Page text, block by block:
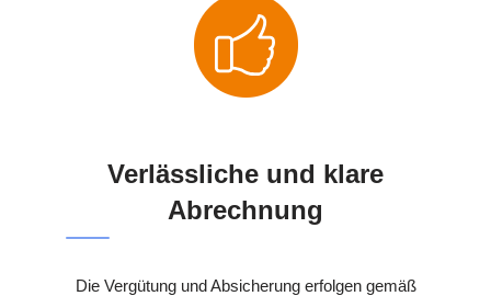
Verlässliche und klare
Abrechnung
Die Vergütung und Absicherung erfolgen gemäß